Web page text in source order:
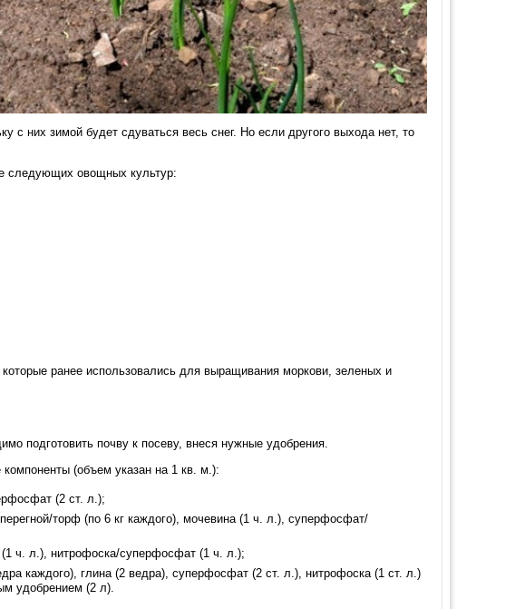
с них зимой будет сдуваться весь снег. Но если другого выхода нет, то
следующих овощных культур:
ранее использовались для выращивания моркови, зеленых и
подготовить почву к посеву, внеся нужные удобрения.
(объем указан на 1 кв. м.):
(2 ст. л.);
торф (по 6 кг каждого), мочевина (1 ч. л.), суперфосфат/
ч. л.), нитрофоска/суперфосфат (1 ч. л.);
каждого), глина (2 ведра), суперфосфат (2 ст. л.), нитрофоска (1 ст. л.)
удобрением (2 л).